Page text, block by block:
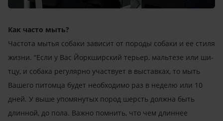
Как часто мыть?
Частота мытья собаки зависит от породы собаки и ее стиля
жизни. “Если у Вас Йоркширский терьер, мальтезе или ши-
тцу, и собака регулярно участвует в выставках, то мыть
Вашего питомца будет необходимо раз в неделю или 10
дней. У выше упомянутых пород шерсть должна быть
длинной, до пола. Важно помнить, что чем длиннее